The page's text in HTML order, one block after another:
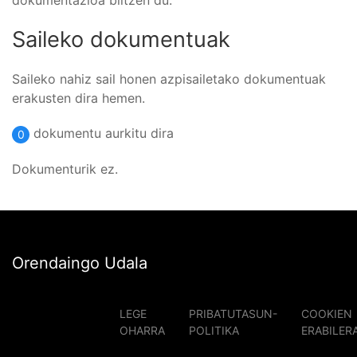
Saileko dokumentuak
Saileko nahiz sail honen azpisailetako dokumentuak
erakusten dira hemen.
0 dokumentu aurkitu dira
Dokumenturik ez.
Orendaingo Udala
LEGE
OHARRA
PRIBATUTASUN-
POLITIKA
COOKIEN